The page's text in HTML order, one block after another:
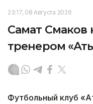
23:17, 08 Августа 2026
Самат Смаков
тренером
Футбольный клуб